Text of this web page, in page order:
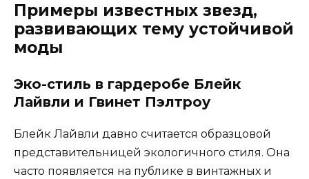
Примеры известных звезд,
развивающих тему устойчивой
моды
Эко-стиль в гардеробе Блейк
Лайвли и Гвинет Пэлтроу
Блейк Лайвли давно считается образцовой
представительницей экологичного стиля. Она
часто появляется на публике в винтажных и